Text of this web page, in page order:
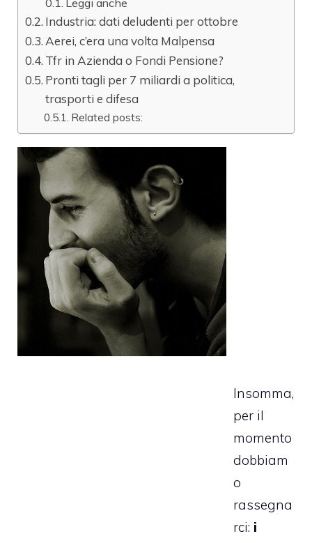
Industria: dati deludenti per ottobre
Aerei, c’era una volta Malpensa
Tfr in Azienda o Fondi Pensione?
Pronti tagli per 7 miliardi a politica,
trasporti e difesa
Related posts:
Insomma,
per il
momento
dobbiam
o
rassegna
rci: i